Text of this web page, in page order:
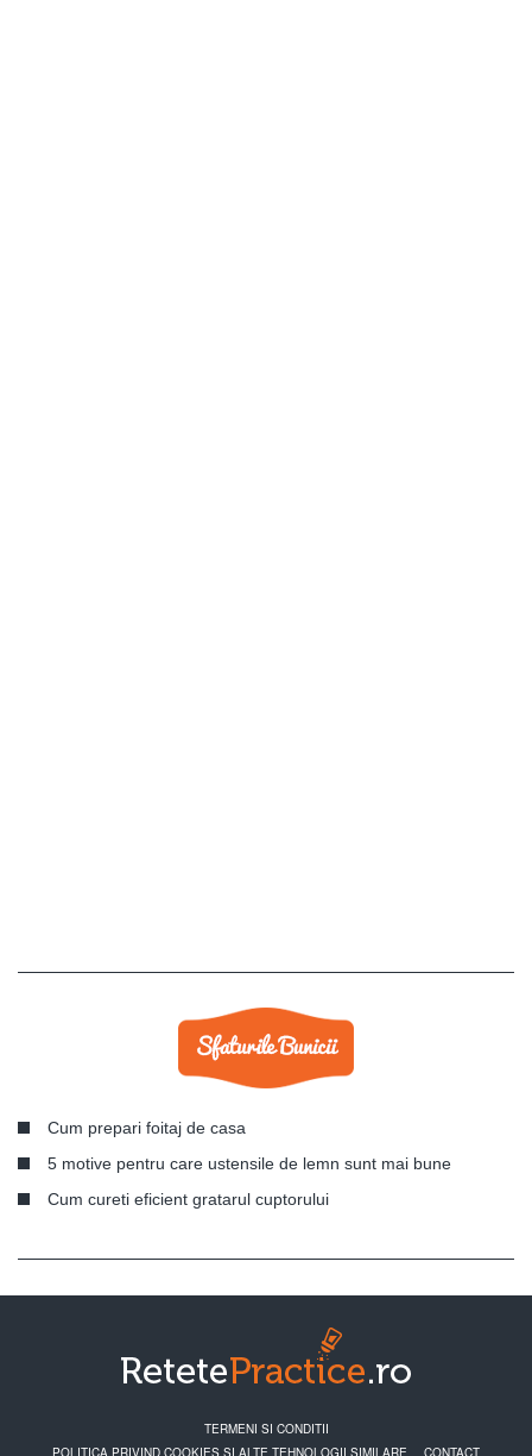
Cum prepari foitaj de casa
5 motive pentru care ustensile de lemn sunt mai bune
Cum cureti eficient gratarul cuptorului
TERMENI SI CONDITII
POLITICA PRIVIND COOKIES SI ALTE TEHNOLOGII SIMILARE
CONTACT